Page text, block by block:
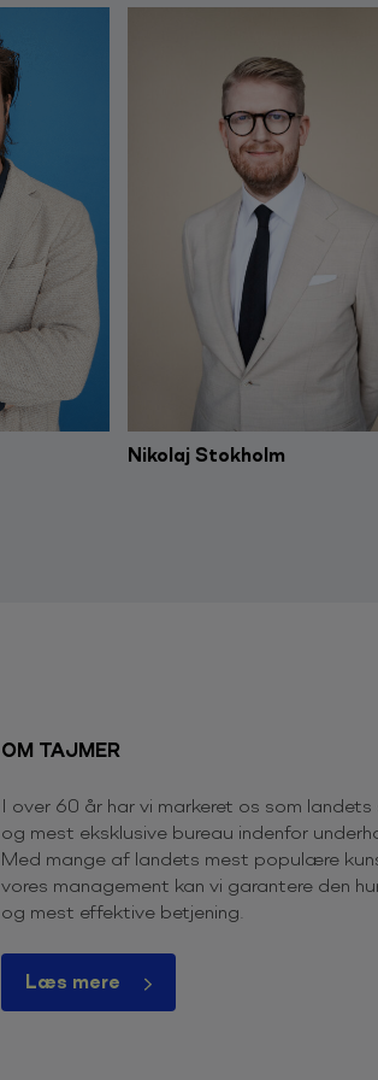
Nikolaj Stokholm
OM TAJMER
I over 60 år har vi markeret os som
og mest eksklusive bureau indenfor
Med mange af landets mest populære
vores management kan vi garantere den
og mest effektive betjening.
Læs mere